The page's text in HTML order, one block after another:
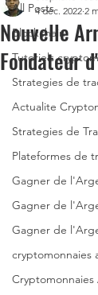
All Posts
Blockchain
Tutoriels
Strategies de
Actualite
Strategies de
Plateformes de
Gagner de
Gagner de
Gagner de
cryptomonnaies
Cryptomonnaies
Nouvelle
Fondateur
4 déc. 2022 2